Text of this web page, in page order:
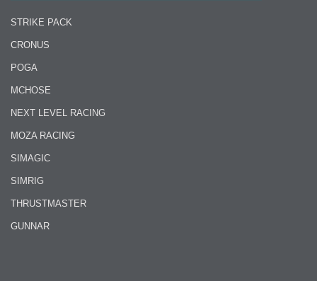
STRIKE PACK
CRONUS
POGA
MCHOSE
NEXT LEVEL RACING
MOZA RACING
SIMAGIC
SIMRIG
THRUSTMASTER
GUNNAR